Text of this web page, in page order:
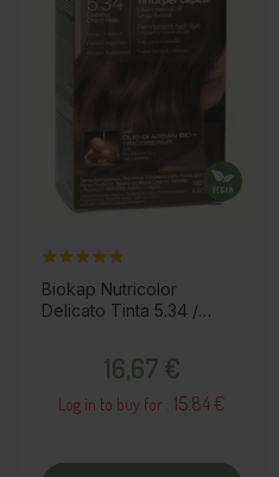
Biokap Nutricolor
Delicato Tinta 5.34 /
16,67 €
Log in to buy for : 15.84 €